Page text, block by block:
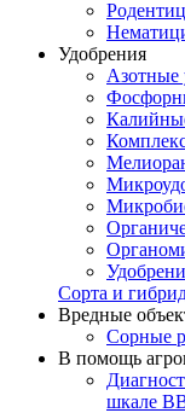
Удобрения
Азотные
Сорта и
Вредные
Сорные
В помощь
шкале